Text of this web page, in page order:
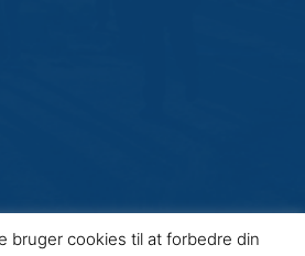
bruger cookies til at forbedre din